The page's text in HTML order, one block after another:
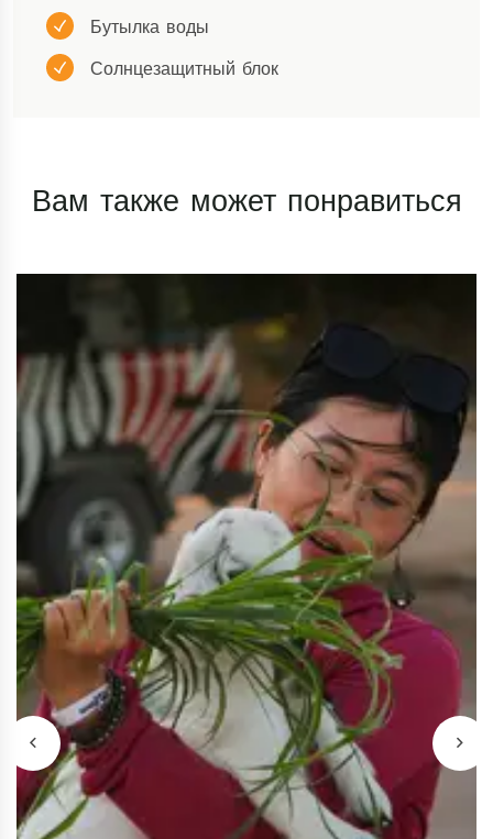
Бутылка воды
Солнцезащитный блок
Вам также может понравиться
Сафари в Шарме:
квадроцикл или багги
Квадроцикл или багги,
ужин, шоу и наблюдение за